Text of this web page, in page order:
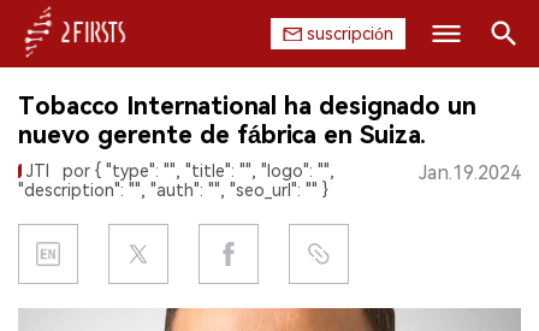
suscripción
INICIO
EMPRESA
PRODUCTO
Buscar
Tobacco International ha designado un
nuevo gerente de fábrica en Suiza.
JTI
por { "type": "", "title": "", "logo": "",
"description": "", "auth": "", "seo_url": "" }
Jan.19.2024